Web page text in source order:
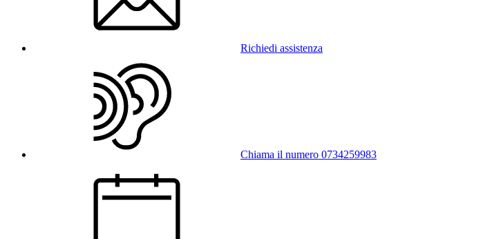
Richiedi assistenza
Chiama il numero 0734259983